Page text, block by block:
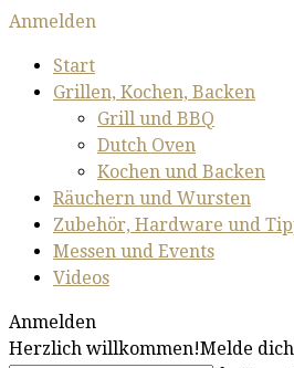
Anmelden
Start
Grillen, Kochen, Backen
Grill und BBQ
Dutch Oven
Kochen und Backen
Räuchern und Wursten
Zubehör, Hardware und
Messen und Events
Videos
Anmelden
Herzlich willkommen!Melde